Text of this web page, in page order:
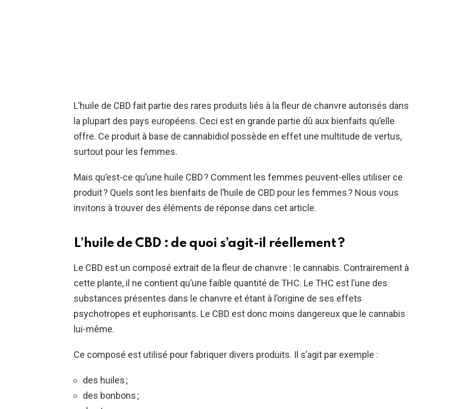
L’huile de CBD fait partie des rares produits liés à la fleur de chanvre autorisés dans
la plupart des pays européens. Ceci est en grande partie dû aux bienfaits qu’elle
offre. Ce produit à base de cannabidiol possède en effet une multitude de vertus,
surtout pour les femmes.
Mais qu’est-ce qu’une huile CBD ? Comment les femmes peuvent-elles utiliser ce
produit ? Quels sont les bienfaits de l’huile de CBD pour les femmes ? Nous vous
invitons à trouver des éléments de réponse dans cet article.
L’huile de CBD : de quoi s’agit-il réellement ?
Le CBD est un composé extrait de la fleur de chanvre : le cannabis. Contrairement à
cette plante, il ne contient qu’une faible quantité de THC. Le THC est l’une des
substances présentes dans le chanvre et étant à l’origine de ses effets
psychotropes et euphorisants. Le CBD est donc moins dangereux que le cannabis
lui-même.
Ce composé est utilisé pour fabriquer divers produits. Il s’agit par exemple :
des huiles ;
des bonbons ;